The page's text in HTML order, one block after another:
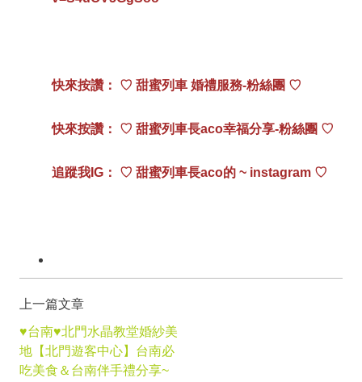
快來按讚： ♡ 甜蜜列車 婚禮服務-粉絲團 ♡
快來按讚： ♡ 甜蜜列車長aco幸福分享-粉絲團 ♡
追蹤我IG： ♡ 甜蜜列車長aco的 ~ instagram♡
上一篇文章
♥台南♥北門水晶教堂婚紗美
地【北門遊客中心】台南必
吃美食＆台南伴手禮分享~